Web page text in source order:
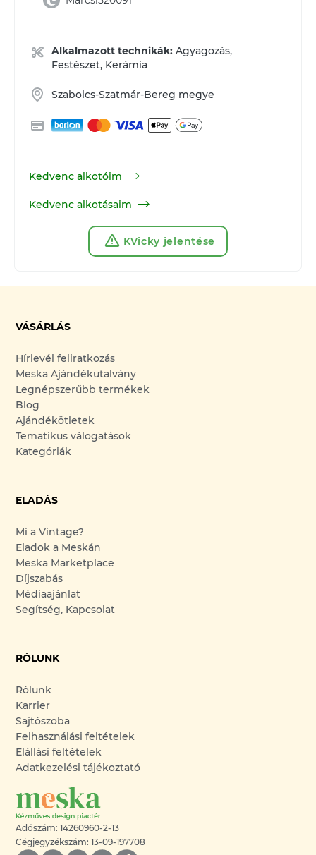
Alkalmazott technikák: Agyagozás,
Festészet, Kerámia
Szabolcs-Szatmár-Bereg megye
Kedvenc alkotóim
Kedvenc alkotásaim
KVicky jelentése
VÁSÁRLÁS
Hírlevél feliratkozás
Meska Ajándékutalvány
Legnépszerűbb termékek
Blog
Ajándékötletek
Tematikus válogatások
Kategóriák
ELADÁS
Mi a Vintage?
Eladok a Meskán
Meska Marketplace
Díjszabás
Médiaajánlat
Segítség, Kapcsolat
RÓLUNK
Rólunk
Karrier
Sajtószoba
Felhasználási feltételek
Elállási feltételek
Adatkezelési tájékoztató
Adószám: 14260960-2-13
Cégjegyzékszám: 13-09-197708